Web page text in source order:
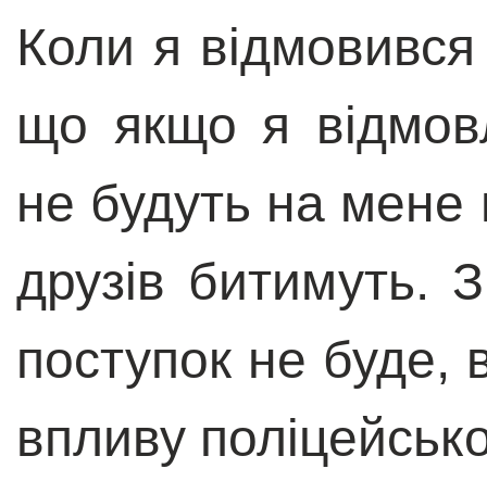
Коли я відмовився
що якщо я
не будуть на мене
друзів битимуть.
поступок не буде,
впливу